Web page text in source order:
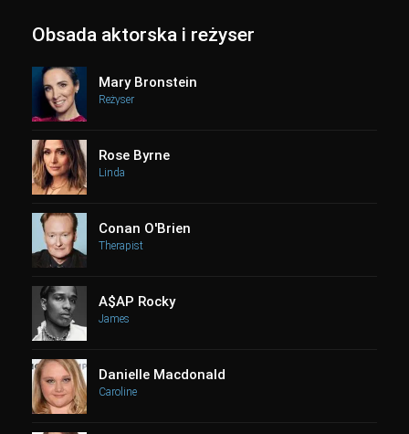
Obsada aktorska i reżyser
Mary Bronstein
Reżyser
Rose Byrne
Linda
Conan O'Brien
Therapist
A$AP Rocky
James
Danielle Macdonald
Caroline